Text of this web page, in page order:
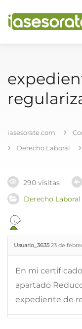
iasesorate.com
Derecho Laboral
290 visitas
Derecho Laboral
Usuario_3635 23 de
En mi
apartado
expediente de